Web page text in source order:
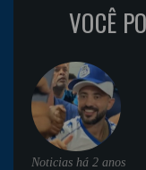
VOCÊ
Noticias há 2 anos